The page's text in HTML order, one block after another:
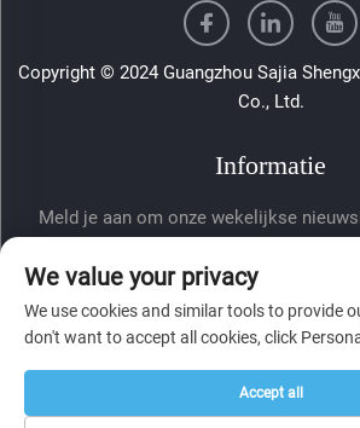
Copyright © 2024 Guangzhou Sajia
Co., Ltd.
Informatie
Meld je aan om onze wekelijkse
Verzenden
We value your privacy
We use cookies and similar tools to provide
don't want to accept all cookies, click
Accept all